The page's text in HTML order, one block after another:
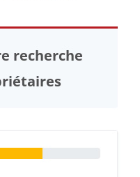
recherche